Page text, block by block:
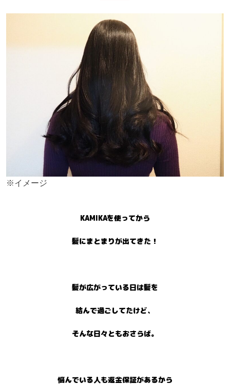
※イメージ
KAMIKAを使ってから
髪にまとまりが出てきた！
髪が広がっている日は髪を
結んで過ごしてたけど、
そんな日々ともおさらば。
悩んでいる人も返金保証があるから